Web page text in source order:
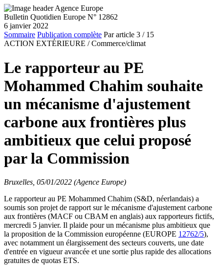
Bulletin Quotidien Europe N° 12862
6 janvier 2022
Sommaire Publication complète Par article 3 / 15
ACTION EXTÉRIEURE / Commerce/climat
Le rapporteur au PE
Mohammed Chahim souhaite
un mécanisme d'ajustement
carbone aux frontières plus
ambitieux que celui proposé
par la Commission
Bruxelles, 05/01/2022 (Agence Europe)
Le rapporteur au PE Mohammed Chahim (S&D, néerlandais) a
soumis son projet de rapport sur le mécanisme d'ajustement carbone
aux frontières (MACF ou CBAM en anglais) aux rapporteurs fictifs,
mercredi 5 janvier. Il plaide pour un mécanisme plus ambitieux que
la proposition de la Commission européenne (EUROPE 12762/5),
avec notamment un élargissement des secteurs couverts, une date
d'entrée en vigueur avancée et une sortie plus rapide des allocations
gratuites de quotas ETS.